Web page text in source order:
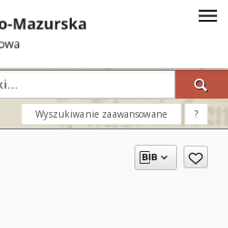
Wyszukiwanie zaawansowane ?